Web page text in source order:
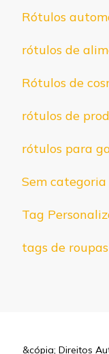
Rótulos
rótulos de
Rótulos de
rótulos de
rótulos para
Sem categoria
Tag
tags de roupas
&cópia; Direitos